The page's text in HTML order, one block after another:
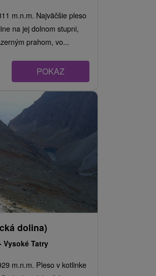
m.n.m. Najväčšie pleso
na jej dolnom stupni,
prahom, vo...
POKAZ
dolina)
Vysoké Tatry
m.n.m. Pleso v kotlinke